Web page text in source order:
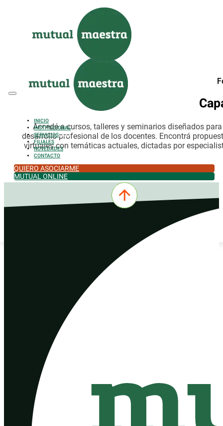
Saltar al pie de página
INICIO
INSTITUCIONAL
SERVICIOS
FILIALES
NOVEDADES
CONTACTO
QUIERO ASOCIARME
MUTUAL ONLINE
Accedé a cursos, talleres y seminarios diseñados
desarrollo profesional de los docentes. Encontrá
virtuales con temáticas actuales, dictadas por